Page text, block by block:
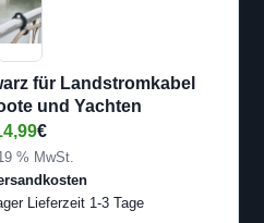
für Landstromkabel
und Yachten
€
% MwSt.
Lieferzeit 1-3 Tage